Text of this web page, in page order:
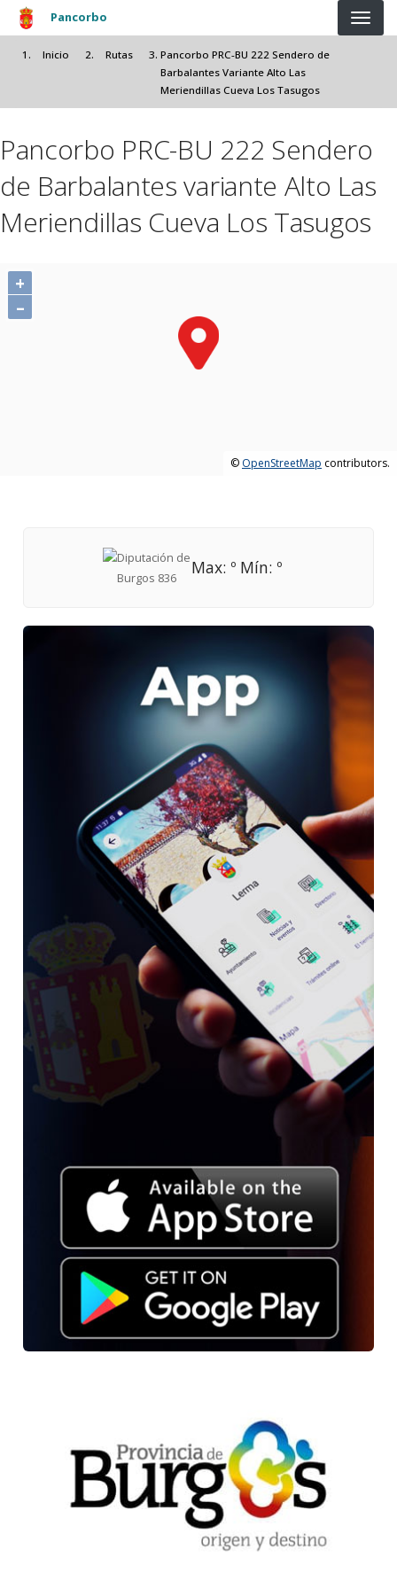
Pasar al contenido principal
Pancorbo
Inicio Rutas
Pancorbo PRC-BU 222 Sendero de
Barbalantes Variante Alto Las
Meriendillas Cueva Los Tasugos
Pancorbo PRC-BU 222 Sendero
de Barbalantes variante Alto Las
Meriendillas Cueva Los Tasugos
+
–
© OpenStreetMap contributors.
Max: º Mín: º